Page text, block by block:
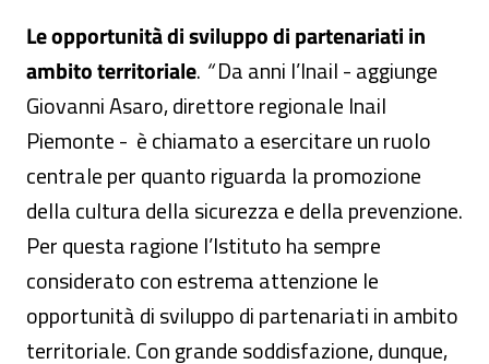
Le opportunità di sviluppo di partenariati in
ambito territoriale. “Da anni l’Inail - aggiunge
Giovanni Asaro, direttore regionale Inail
Piemonte - è chiamato a esercitare un ruolo
centrale per quanto riguarda la promozione
della cultura della sicurezza e della prevenzione.
Per questa ragione l’Istituto ha sempre
considerato con estrema attenzione le
opportunità di sviluppo di partenariati in ambito
territoriale. Con grande soddisfazione, dunque,